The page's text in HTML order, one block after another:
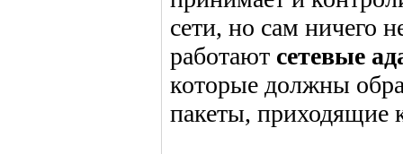
сети, но сам ничего
работают сетевые
которые должны
пакеты, приходящие